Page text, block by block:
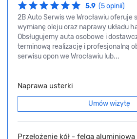
5.9 (5 opinii)
2B Auto Serwis we Wrocławiu oferuje
wymianę oleju oraz naprawy układu
Obsługujemy auta osobowe i
terminową realizację i profesjonalną
serwisu opon we Wrocławiu lub...
Naprawa usterki
Umów wizytę
Przełożenie kół - felga aluminiowa